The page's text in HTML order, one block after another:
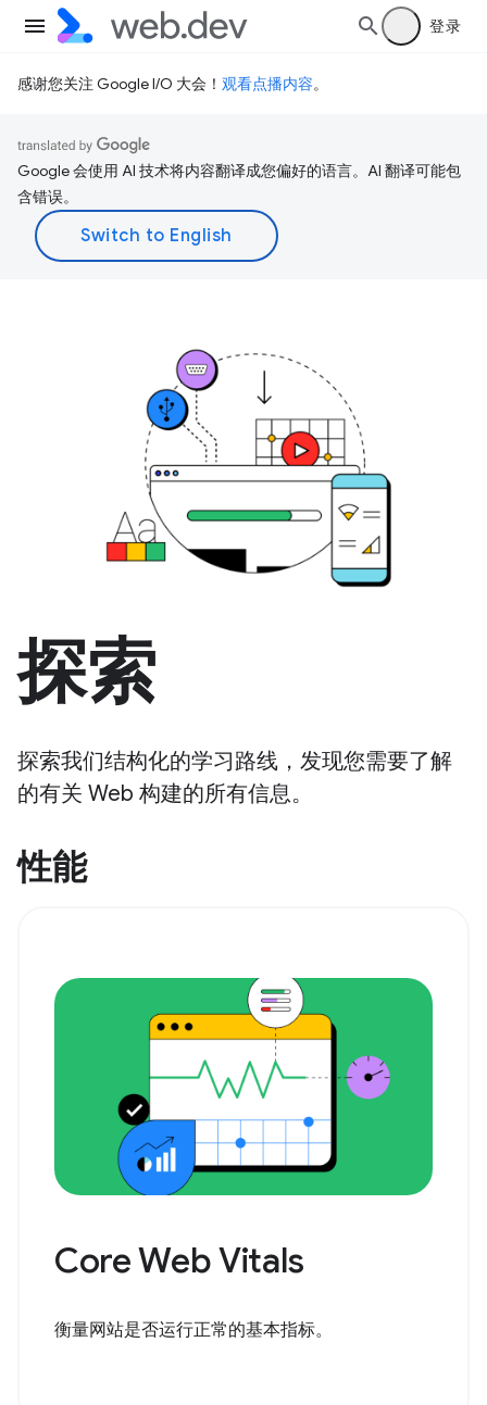
登录
感谢您关注 Google I/O 大会！ 观看点播内容。
Google 会使用 AI 技术将内容翻译成您偏好的语言。AI 翻译可能包
含错误。
探索
探索我们结构化的学习路线，发现您需要了解
的有关 Web 构建的所有信息。
性能
Core Web Vitals
衡量网站是否运行正常的基本指标。